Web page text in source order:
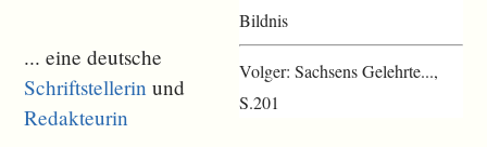
Bildnis
Volger: Sachsens Gelehrte...,
S.201
... eine deutsche
Schriftstellerin und
Redakteurin